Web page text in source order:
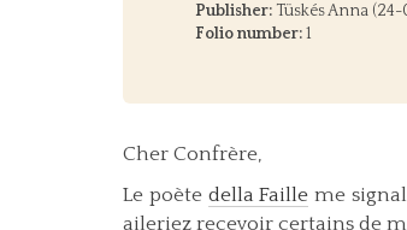
Publisher: Tüskés Anna
Folio number:1
Cher Confrère,
Le poète della Faille me
aileriez recevoir certains de